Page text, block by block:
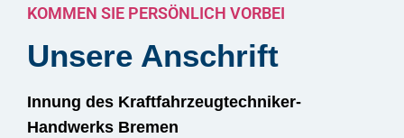
KOMMEN SIE PERSÖNLICH VORBEI
Unsere Anschrift
Innung des Kraftfahrzeugtechniker-
Handwerks Bremen